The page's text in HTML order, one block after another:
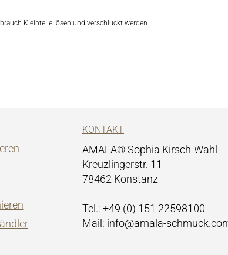
Kleinteile lösen und verschluckt werden.
KONTAKT
AMALA® Sophia Kirsch-Wahl
Kreuzlingerstr. 11
78462 Konstanz
Tel.: +49 (0) 151 22598100
Mail: info@amala-